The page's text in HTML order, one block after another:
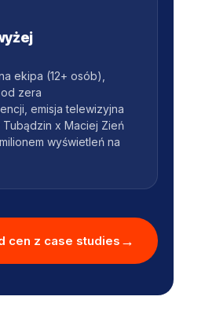
ekipa (12+ osób),
zera
emisja telewizyjna
Tubądzin x Maciej Zień
wyświetleń na
cen z case studies